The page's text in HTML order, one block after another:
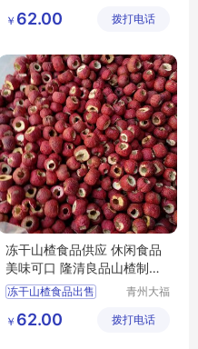
冻干山楂制品厂家出售
冻干山楂食品供应
展有限公
￥ 62.00 拨打电话
冻干山楂食品供应 休闲食品
美味可口 隆清良品山楂制品
批发
冻干山楂食品出售
冻干山楂制品厂家出售
青州大福
展有限公
￥ 62.00 拨打电话